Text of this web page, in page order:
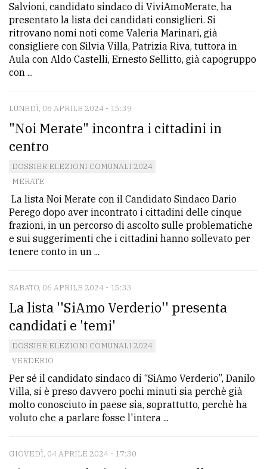
Salvioni, candidato sindaco di ViviAmoMerate, ha
presentato la lista dei candidati consiglieri. Si
ritrovano nomi noti come Valeria Marinari, già
consigliere con Silvia Villa, Patrizia Riva, tuttora in
Aula con Aldo Castelli, Ernesto Sellitto, già capogruppo
con ...
LUNEDÌ, 08 APRILE 2024 - 15:39
"Noi Merate" incontra i cittadini in
centro
DOSSIER ELEZIONI COMUNALI 2024
MERATE
La lista Noi Merate con il Candidato Sindaco Dario
Perego dopo aver incontrato i cittadini delle cinque
frazioni, in un percorso di ascolto sulle problematiche
e sui suggerimenti che i cittadini hanno sollevato per
tenere conto in un ...
SABATO, 06 APRILE 2024 - 15:33
La lista ''SiAmo Verderio'' presenta
candidati e 'temi'
DOSSIER ELEZIONI COMUNALI 2024
VERDERIO
Per sé il candidato sindaco di “SiAmo Verderio”, Danilo
Villa, si è preso davvero pochi minuti sia perchè già
molto conosciuto in paese sia, soprattutto, perchè ha
voluto che a parlare fosse l'intera ...
GIOVEDÌ, 04 APRILE 2024 - 17:30